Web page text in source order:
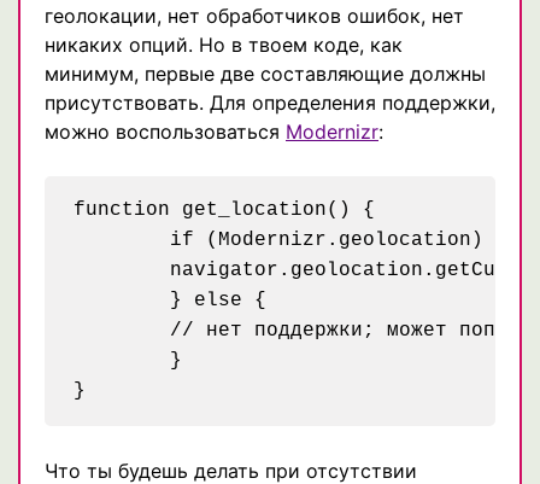
геолокации, нет обработчиков ошибок, нет
никаких опций. Но в твоем коде, как
минимум, первые две составляющие должны
присутствовать. Для определения поддержки,
можно воспользоваться Modernizr:
function get_location() {
Что ты будешь делать при отсутствии